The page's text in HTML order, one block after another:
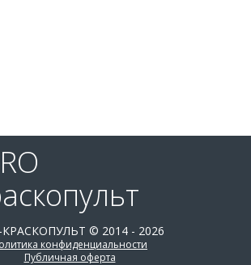
КРАСКОПУЛЬТ © 2014 - 2026
конфиденциальности
Публичная оферта